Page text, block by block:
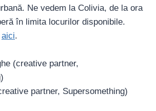
Ne vedem la Colivia, de la ora
în limita locurilor disponibile.
aici.
(creative partner,
partner, Supersomething)